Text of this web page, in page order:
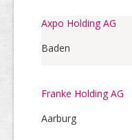
Axpo Holding AG
Baden
Franke Holding AG
Aarburg